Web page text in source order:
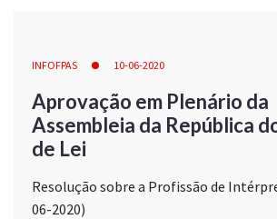
INFOFPAS 10-06-2020
Aprovação em Plenário da
Assembleia da República
de Lei
Resolução sobre a Profissão de
06-2020)